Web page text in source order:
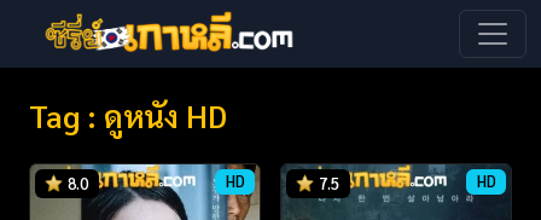
Tag : ดูหนัง HD
8.0 HD 7.5 HD